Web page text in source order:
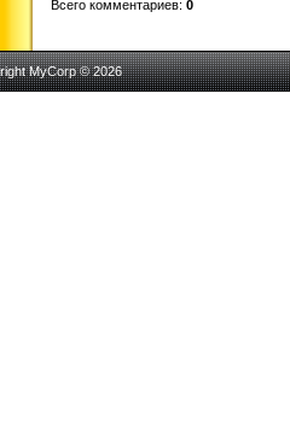
Всего комментариев: 0
MyCorp © 2026